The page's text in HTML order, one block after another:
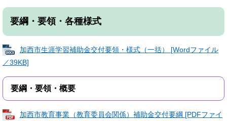
要綱・要領・各種様式
加西市生涯学習補助金交付要領・様式（一括） [Wordファイル
／39KB]
要綱・要領・概要
加西市教育事業（教育委員会関係）補助金交付要綱 [PDFファイ